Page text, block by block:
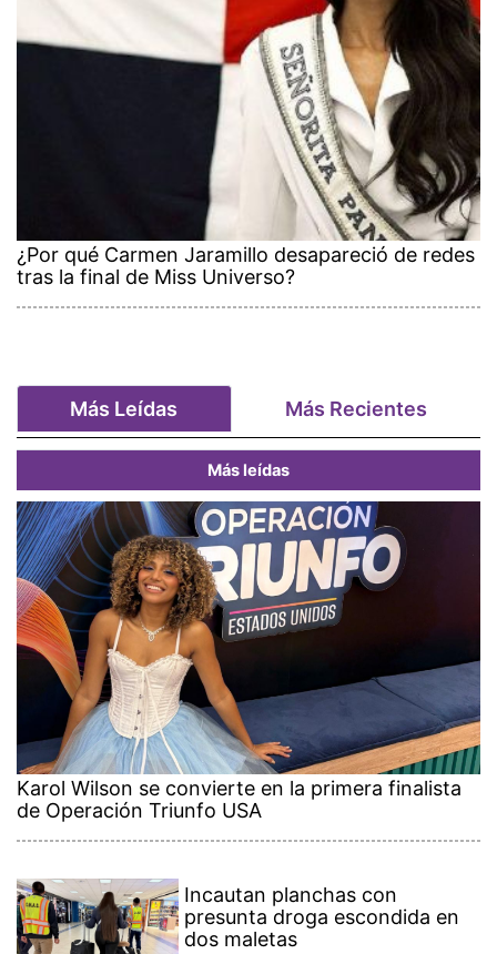
¿Por qué Carmen Jaramillo desapareció de redes
tras la final de Miss Universo?
Más Leídas Más Recientes
Más leídas
Karol Wilson se convierte en la primera finalista
de Operación Triunfo USA
Incautan planchas con
presunta droga escondida en
dos maletas